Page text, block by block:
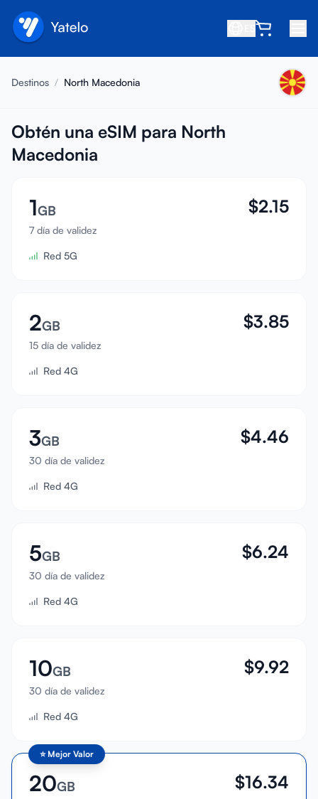
Nosotros
Gana
Conviértete en afiliado
Compatibilidad de dispositivos
Iniciar sesión
Registrarse
Destinos / North Macedonia
Obtén una eSIM para North
Macedonia
1GB
7 día de validez
$2.15
Red 5G
2GB
15 día de validez
$3.85
Red 4G
3GB
30 día de validez
$4.46
Red 4G
5GB
30 día de validez
$6.24
Red 4G
10GB
30 día de validez
$9.92
Red 4G
⭐ Mejor Valor
20GB $16.34